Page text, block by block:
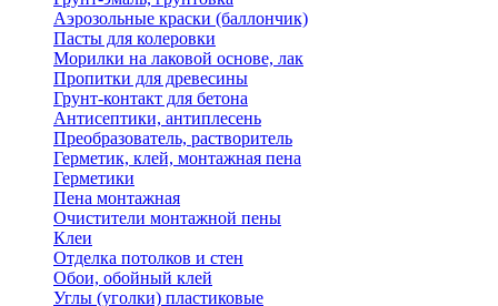
Аэрозольные краски (баллончик)
Пасты для колеровки
Морилки на лаковой основе, лак
Пропитки для древесины
Грунт-контакт для бетона
Антисептики, антиплесень
Преобразователь, растворитель
Герметик, клей, монтажная пена
Герметики
Пена монтажная
Очистители монтажной пены
Клеи
Отделка потолков и стен
Обои, обойный клей
Углы (уголки) пластиковые